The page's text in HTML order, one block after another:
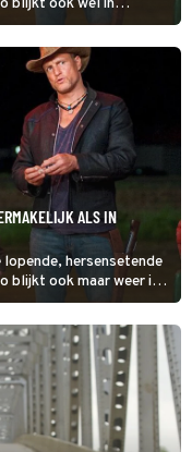
blijkt ook wel in
ALS IN
hersensetende
blijkt ook maar weer in